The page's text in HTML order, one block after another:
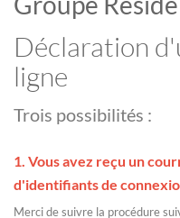
Déclaration
ligne
Trois possibilités :
1. Vous avez reçu un
d'identifiants de
Merci de suivre la procédure